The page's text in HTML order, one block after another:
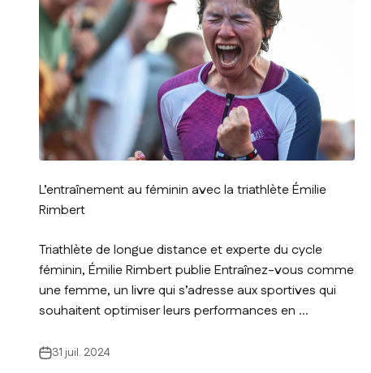
L’entraînement au féminin avec la triathlète Émilie
Rimbert
Triathlète de longue distance et experte du cycle
féminin, Émilie Rimbert publie Entraînez-vous comme
une femme, un livre qui s’adresse aux sportives qui
souhaitent optimiser leurs performances en ...
31 juil. 2024